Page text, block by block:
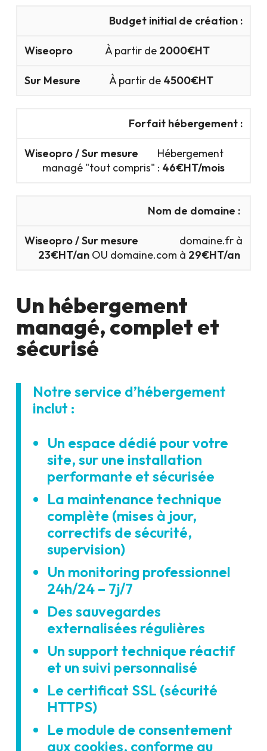
Budget initial de création :
À partir de 2000€HT
À partir de 4500€HT
Forfait hébergement :
Hébergement
managé "tout compris" : 46€HT/mois
Nom de domaine :
domaine.fr à
23€HT/anOU domaine.com à 29€HT/an
Un hébergement
managé, complet et
sécurisé
Notre service d’hébergement
inclut :
Un espace dédié pour votre
site, sur une installation
performante et sécurisée
La maintenance technique
complète (mises à jour,
correctifs de sécurité,
supervision)
Un monitoring professionnel
24h/24 – 7j/7
Des sauvegardes
externalisées régulières
Un support technique réactif
et un suivi personnalisé
Le certificat SSL (sécurité
HTTPS)
Le module de consentement
aux cookies, conforme au